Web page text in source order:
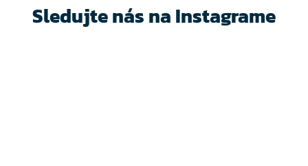
Sledujte nás na Instagrame